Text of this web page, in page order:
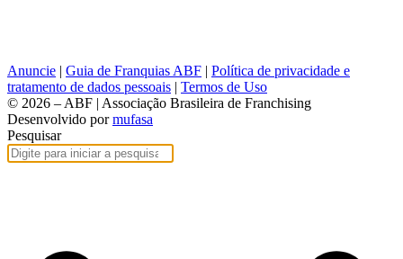
Anuncie | Guia de Franquias ABF | Política de privacidade e
tratamento de dados pessoais | Termos de Uso
© 2026 – ABF | Associação Brasileira de Franchising
Desenvolvido pormufasa
Pesquisar